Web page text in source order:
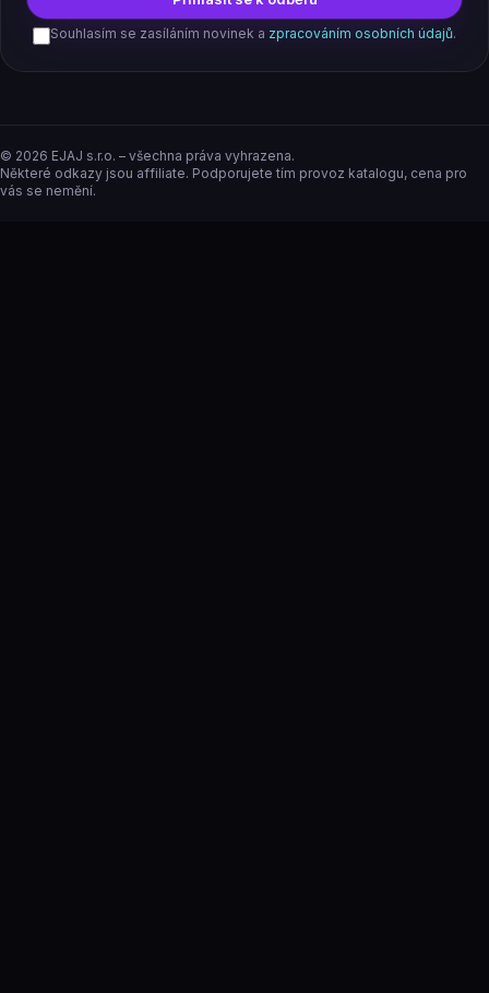
Souhlasím se zasíláním novinek a zpracováním osobních údajů.
© 2026 EJAJ s.r.o. – všechna práva vyhrazena.
Některé odkazy jsou affiliate. Podporujete tím provoz katalogu, cena pro
vás se nemění.